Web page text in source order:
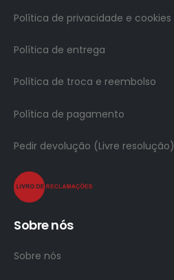
Política de privacidade e cookies
Política de entrega
Política de troca e reembolso
Política de pagamento
Pedir devolução (Livre resolução)
Sobre nós
Sobre nós